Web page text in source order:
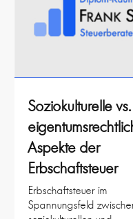
Soziokulturelle vs.
Aspekte der
Erbschaftsteuer
Erbschaftsteuer im
Spannungsfeld